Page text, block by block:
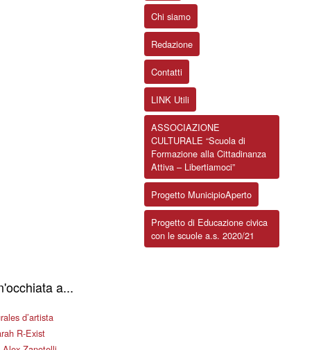
a...
d’artista
R-Exist
Chi siamo
Redazione
Contatti
LINK Utili
ASSOCIAZIONE
CULTURALE “Scuola di
Formazione alla Cittadinanza
Attiva – Libertiamoci”
Progetto MunicipioAperto
Progetto di Educazione civica
con le scuole a.s. 2020/21